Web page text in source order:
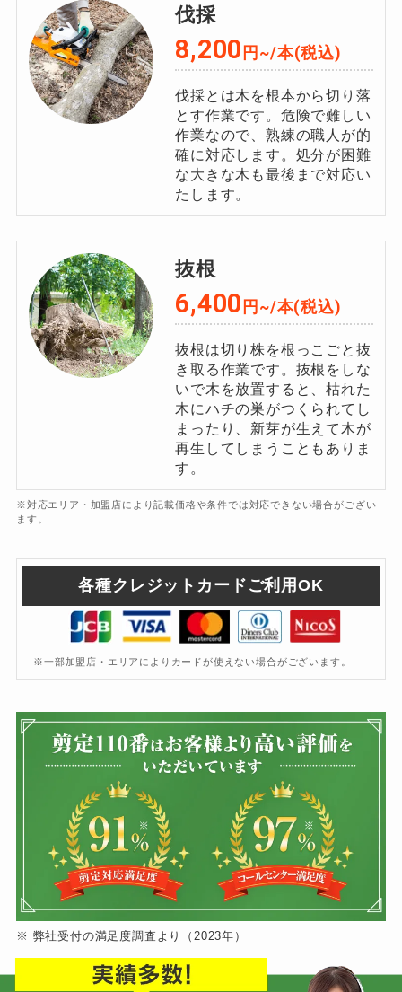
伐採
8,200円~/本(税込)
伐採とは木を根本から切り落
とす作業です。危険で難しい
作業なので、熟練の職人が的
確に対応します。処分が困難
な大きな木も最後まで対応い
たします。
抜根
6,400円~/本(税込)
抜根は切り株を根っこごと抜
き取る作業です。抜根をしな
いで木を放置すると、枯れた
木にハチの巣がつくられてし
まったり、新芽が生えて木が
再生してしまうこともありま
す。
※対応エリア・加盟店により記載価格や条件では対応できない場合がござい
ます。
各種クレジットカードご利用OK
※一部加盟店・エリアによりカードが使えない場合がございます。
※ 弊社受付の満足度調査より（2023年）